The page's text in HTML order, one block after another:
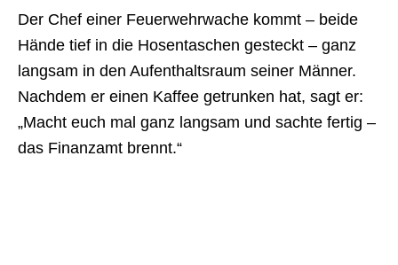
Der Chef einer Feuerwehrwache kommt – beide
Hände tief in die Hosentaschen gesteckt – ganz
langsam in den Aufenthaltsraum seiner Männer.
Nachdem er einen Kaffee getrunken hat, sagt er:
„Macht euch mal ganz langsam und sachte fertig –
das Finanzamt brennt.“